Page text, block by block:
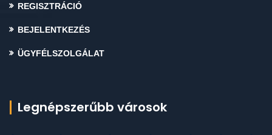
REGISZTRÁCIÓ
BEJELENTKEZÉS
ÜGYFÉLSZOLGÁLAT
Legnépszerűbb városok